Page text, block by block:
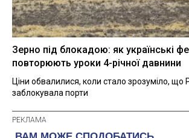
Зерно під блокадою: як українські
повторюють уроки 4-річної давнини
Ціни обвалилися, коли стало зрозуміло, що
заблокувала порти